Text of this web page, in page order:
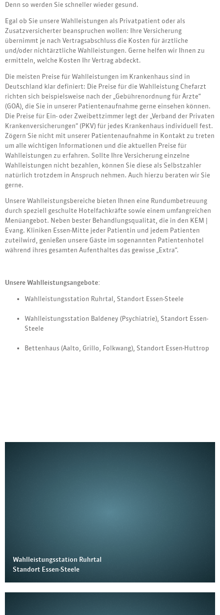
Denn so werden Sie schneller wieder gesund.
Egal ob Sie unsere Wahlleistungen als Privatpatient oder als
Zusatzversicherter beanspruchen wollen: Ihre Versicherung
übernimmt je nach Vertragsabschluss die Kosten für ärztliche
und/oder nichtärztliche Wahlleistungen. Gerne helfen wir Ihnen zu
ermitteln, welche Kosten Ihr Vertrag abdeckt.
Die meisten Preise für Wahlleistungen im Krankenhaus sind in
Deutschland klar definiert: Die Preise für die Wahlleistung Chefarzt
richten sich beispielsweise nach der „Gebührenordnung für Ärzte“
(GOÄ), die Sie in unserer Patientenaufnahme gerne einsehen können.
Die Preise für Ein- oder Zweibettzimmer legt der „Verband der Privaten
Krankenversicherungen“ (PKV) für jedes Krankenhaus individuell fest.
Zögern Sie nicht mit unserer Patientenaufnahme in Kontakt zu treten
um alle wichtigen Informationen und die aktuellen Preise für
Wahlleistungen zu erfahren. Sollte Ihre Versicherung einzelne
Wahlleistungen nicht bezahlen, können Sie diese als Selbstzahler
natürlich trotzdem in Anspruch nehmen. Auch hierzu beraten wir Sie
gerne.
Unsere Wahlleistungsbereiche bieten Ihnen eine Rundumbetreuung
durch speziell geschulte Hotelfachkräfte sowie einem umfangreichen
Menüangebot. Neben bester Behandlungsqualität, die in den KEM |
Evang. Kliniken Essen-Mitte jeder Patientin und jedem Patienten
zuteilwird, genießen unsere Gäste im sogenannten Patientenhotel
während ihres gesamten Aufenthaltes das gewisse „Extra“.
Unsere Wahlleistungsangebote:
Wahlleistungsstation Ruhrtal, Standort Essen-Steele
Wahlleistungsstation Baldeney (Psychiatrie), Standort Essen-
Steele
Bettenhaus (Aalto, Grillo, Folkwang), Standort Essen-Huttrop
Wahlleistungsstation Ruhrtal
Standort Essen-Steele